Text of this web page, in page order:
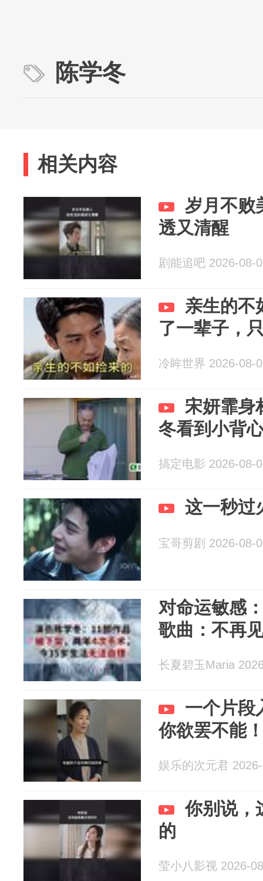
陈学冬
相关内容
岁月不败
透又清醒
剧能追吧 2026-08-
亲生的不
了一辈子，
冷眸世界 2026-08-
宋妍霏身
冬看到小背
搞定电影 2026-08-
这一秒过
宝哥剪剧 2026-08-
对命运敏感
歌曲：不再
长夏碧玉Maria
一个片段
你欲罢不能
娱乐的次元君
你别说，
的
莹小八影视 2026-